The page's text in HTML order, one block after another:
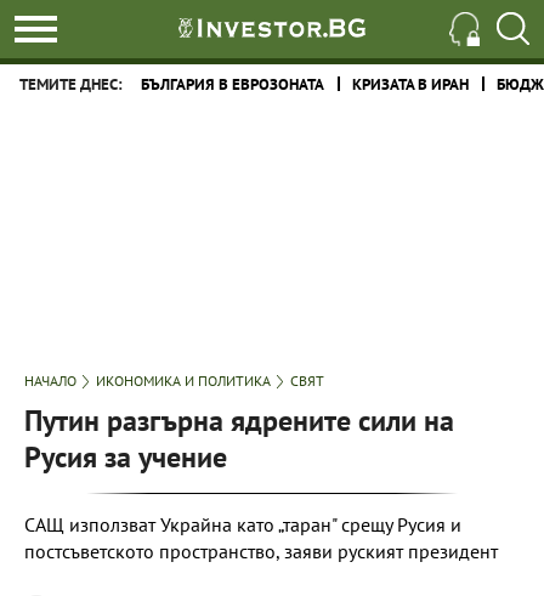
ТЕМИТЕ ДНЕС: БЪЛГАРИЯ В ЕВРОЗОНАТА КРИЗАТА В ИРАН
НАЧАЛО ИКОНОМИКА И ПОЛИТИКА СВЯТ
Путин разгърна ядрените сили на
Русия за учение
САЩ използват Украйна като „таран" срещу Русия и
постсъветското пространство, заяви руският президент